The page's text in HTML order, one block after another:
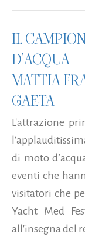
IL
D'ACQUA
MATTIA
GAETA
L'attrazione
di moto
eventi che
visitatori che
Yacht Med
all'insegna del